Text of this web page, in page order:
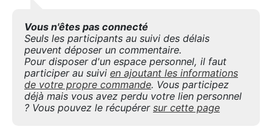
Vous n'êtes pas connecté
Seuls les participants au suivi des délais
peuvent déposer un commentaire.
Pour disposer d'un espace personnel, il faut
participer au suivi en ajoutant les informations
de votre propre commande. Vous participez
déjà mais vous avez perdu votre lien personnel
? Vous pouvez le récupérer sur cette page